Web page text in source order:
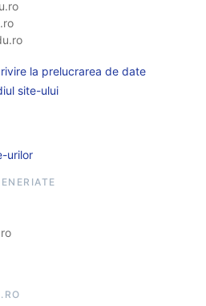
la prelucrarea de date
site-ului
urilor